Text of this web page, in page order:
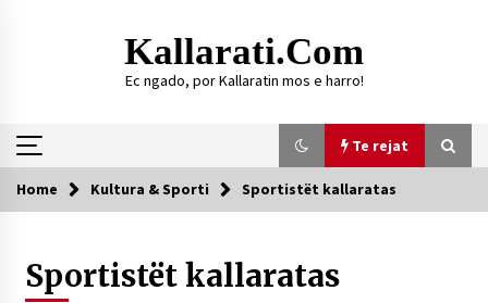
Kallarati.com
Ec ngado, por Kallaratin mos e harro!
Te rejat
Te rejat
DURRËS: ZGJEDHJE TË REJA TË DEGËS SË
SHOQATËS “KALLARATI”
Home Kultura & Sporti Sportistët kallaratas
Sportistët kallaratas